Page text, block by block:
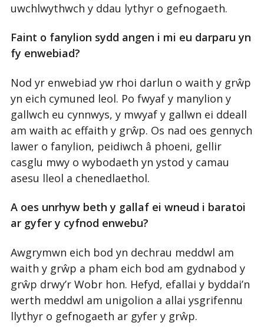
uwchlwythwch y ddau lythyr o gefnogaeth.
Faint o fanylion sydd angen i mi eu darparu yn
fy enwebiad?
Nod yr enwebiad yw rhoi darlun o waith y grŵp
yn eich cymuned leol. Po fwyaf y manylion y
gallwch eu cynnwys, y mwyaf y gallwn ei ddeall
am waith ac effaith y grŵp. Os nad oes gennych
lawer o fanylion, peidiwch â phoeni, gellir
casglu mwy o wybodaeth yn ystod y camau
asesu lleol a chenedlaethol.
A oes unrhyw beth y gallaf ei wneud i baratoi
ar gyfer y cyfnod enwebu?
Awgrymwn eich bod yn dechrau meddwl am
waith y grŵp a pham eich bod am gydnabod y
grŵp drwy’r Wobr hon. Hefyd, efallai y byddai’n
werth meddwl am unigolion a allai ysgrifennu
llythyr o gefnogaeth ar gyfer y grŵp.